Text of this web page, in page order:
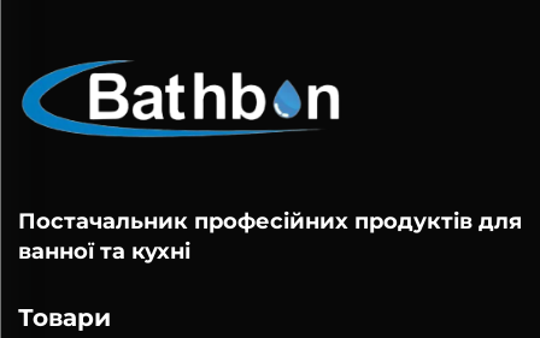
Постачальник професійних продуктів для
ванної та кухні
Товари